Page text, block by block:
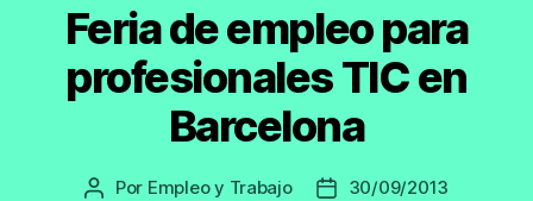
Feria de empleo para
profesionales TIC en
Barcelona
Autor
Por Empleo y Trabajo
Fecha30/09/2013